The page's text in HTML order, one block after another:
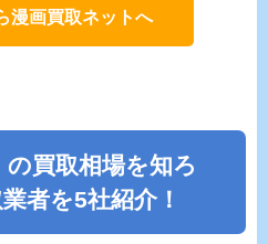
漫画買取ネットへ
の買取相場を知ろ
者を5社紹介！